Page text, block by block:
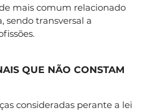
mais comum relacionado
sendo transversal a
QUE NÃO CONSTAM
consideradas perante a lei